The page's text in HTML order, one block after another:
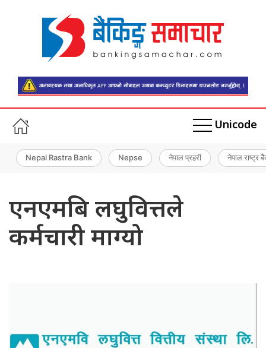
Unicode
Nepal Rastra Bank Nepse नेपाल प्रहरी नेपाल राष्ट्र
एनएमबि लघुवित्तले
कर्मचारी माग्यो